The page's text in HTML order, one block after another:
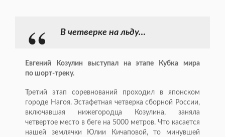
В четверке на льду…
Евгений Козулин выступал на этапе Кубка мира
по шорт-треку.
Третий этап соревнований проходил в японском
городе Нагоя. Эстафетная четверка сборной России,
включавшая нижегородца Козулина, заняла
четвертое место в беге на 5000 метров. Что касается
нашей землячки Юлии Кичаповой, то минувшей